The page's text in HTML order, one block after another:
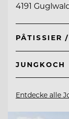
4191
PÂTISSIER
JUNGKOCH
Entdecke alle